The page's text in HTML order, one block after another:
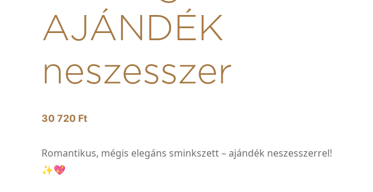
AJÁNDÉK
neszesszer
30 720 Ft
Romantikus, mégis elegáns sminkszett – ajándék neszesszerrel!
✨💖